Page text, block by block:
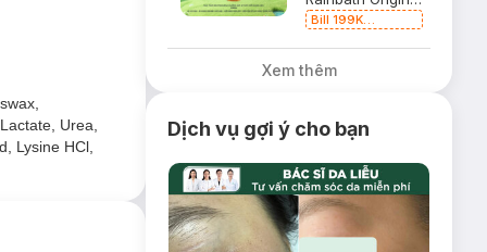
Urea,
Lysine HCl,
Bill 199K
5ml trị giá 50K
Xem thêm
Dịch vụ gợi ý cho bạn